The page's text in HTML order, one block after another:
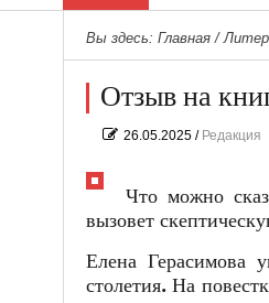
Вы здесь: Главная/
Отзыв на
26.05.2025/ Редакция
Что можно
вызовет
Елена Герасимова
столетия. На